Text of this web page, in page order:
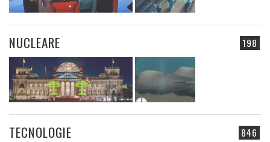
198
NUCLEARE
846
TECNOLOGIE